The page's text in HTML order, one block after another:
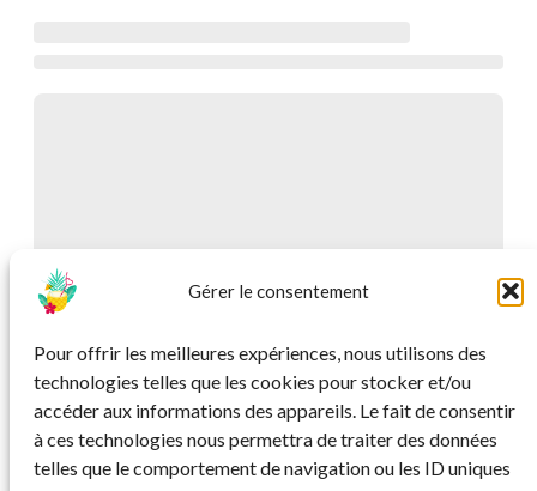
Gérer le consentement
Pour offrir les meilleures expériences, nous utilisons des
technologies telles que les cookies pour stocker et/ou
accéder aux informations des appareils. Le fait de consentir
à ces technologies nous permettra de traiter des données
telles que le comportement de navigation ou les ID uniques